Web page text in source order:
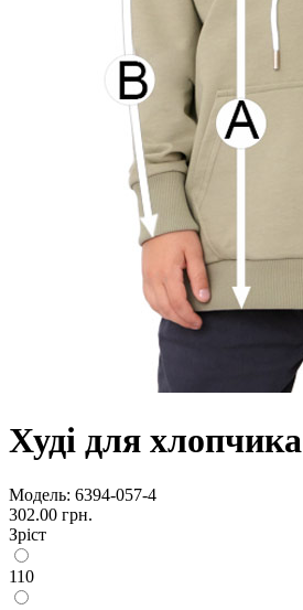
Худі для хлопчика
Модель: 6394-057-4
302.00 грн.
Зріст
110